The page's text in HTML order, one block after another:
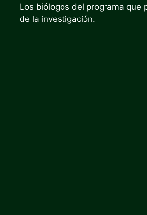
Los biólogos del programa que
de la investigación.